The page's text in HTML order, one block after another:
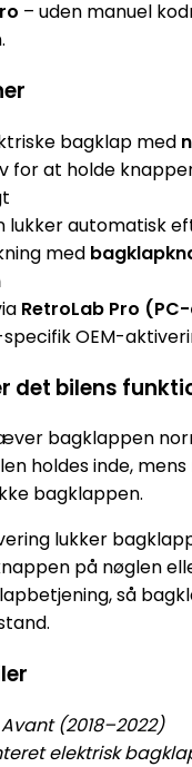
– uden manuel
bagklap med
for at holde
lukker automatisk
med
RetroLab Pro
specifik OEM-
det bilens
bagklappen
holdes inde,
bagklappen.
lukker
på nøglen
så
(2018–2022)
elektrisk